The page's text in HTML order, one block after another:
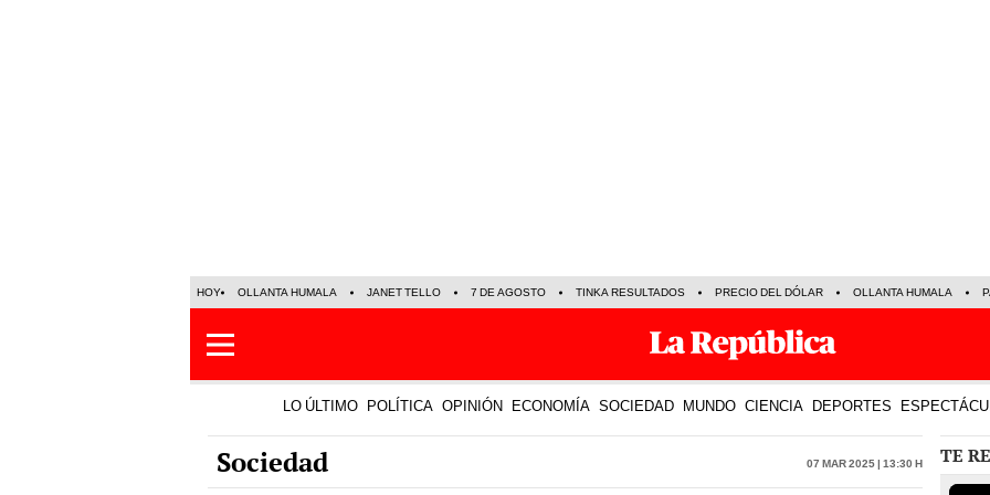
HOY OLLANTA HUMALA JANET TELLO 7 DE AGOSTO TINKA RESULTADOS PRECIO DEL DÓLAR OLLANTA HUMALA
LO ÚLTIMO POLÍTICA OPINIÓN ECONOMÍA SOCIEDAD MUNDO CIENCIA DEPORTES
Sociedad 07 Mar 2025 | 13:30 h TE